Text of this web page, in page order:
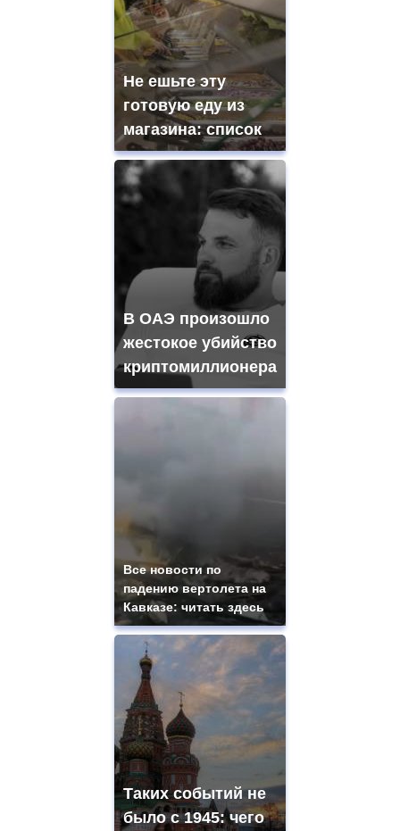
Не ешьте эту
готовую еду из
магазина: список
В ОАЭ произошло
жестокое убийство
криптомиллионера
Все новости по
падению вертолета на
Кавказе: читать здесь
Таких событий не
было с 1945: чего